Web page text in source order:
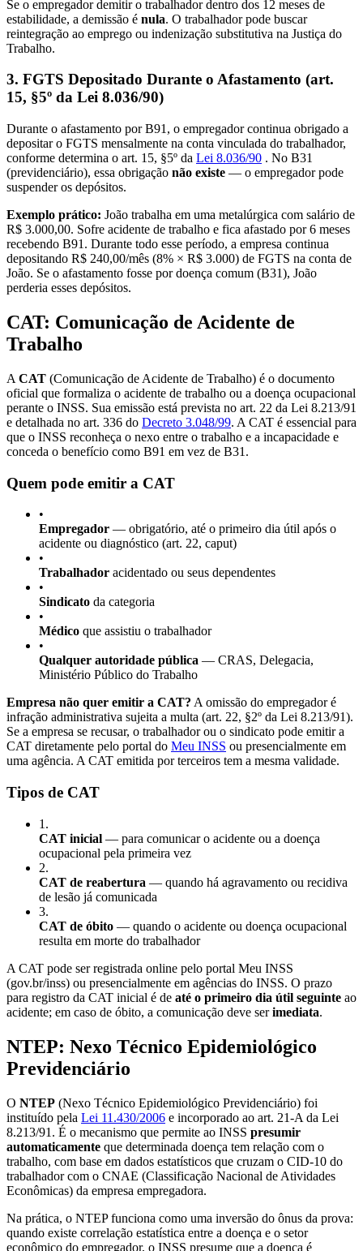
Se o empregador demitir o trabalhador dentro dos 12 meses de
estabilidade, a demissão é nula. O trabalhador pode buscar
reintegração ao emprego ou indenização substitutiva na Justiça do
Trabalho.
3. FGTS Depositado Durante o Afastamento (art.
15, §5º da Lei 8.036/90)
Durante o afastamento por B91, o empregador continua obrigado a
depositar o FGTS mensalmente na conta vinculada do trabalhador,
conforme determina o art. 15, §5º da Lei 8.036/90 . No B31
(previdenciário), essa obrigação não existe — o empregador pode
suspender os depósitos.
Exemplo prático: João trabalha em uma metalúrgica com salário de
R$ 3.000,00. Sofre acidente de trabalho e fica afastado por 6 meses
recebendo B91. Durante todo esse período, a empresa continua
depositando R$ 240,00/mês (8% × R$ 3.000) de FGTS na conta de
João. Se o afastamento fosse por doença comum (B31), João
perderia esses depósitos.
CAT: Comunicação de Acidente de
Trabalho
A CAT (Comunicação de Acidente de Trabalho) é o documento
oficial que formaliza o acidente de trabalho ou a doença ocupacional
perante o INSS. Sua emissão está prevista no art. 22 da Lei 8.213/91
e detalhada no art. 336 do Decreto 3.048/99. A CAT é essencial para
que o INSS reconheça o nexo entre o trabalho e a incapacidade e
conceda o benefício como B91 em vez de B31.
Quem pode emitir a CAT
•
Empregador — obrigatório, até o primeiro dia útil após o
acidente ou diagnóstico (art. 22, caput)
•
Trabalhador acidentado ou seus dependentes
•
Sindicato da categoria
•
Médico que assistiu o trabalhador
•
Qualquer autoridade pública — CRAS, Delegacia,
Ministério Público do Trabalho
Empresa não quer emitir a CAT? A omissão do empregador é
infração administrativa sujeita a multa (art. 22, §2º da Lei 8.213/91).
Se a empresa se recusar, o trabalhador ou o sindicato pode emitir a
CAT diretamente pelo portal do Meu INSS ou presencialmente em
uma agência. A CAT emitida por terceiros tem a mesma validade.
Tipos de CAT
1 .
CAT inicial — para comunicar o acidente ou a doença
ocupacional pela primeira vez
2.
CAT de reabertura — quando há agravamento ou recidiva
de lesão já comunicada
3.
CAT de óbito — quando o acidente ou doença ocupacional
resulta em morte do trabalhador
A CAT pode ser registrada online pelo portal Meu INSS
(gov.br/inss) ou presencialmente em agências do INSS. O prazo
para registro da CAT inicial é de até o primeiro dia útil seguinte ao
acidente; em caso de óbito, a comunicação deve serimediata.
NTEP: Nexo Técnico Epidemiológico
Previdenciário
O NTEP (Nexo Técnico Epidemiológico Previdenciário) foi
instituído pela Lei 11.430/2006 e incorporado ao art. 21-A da Lei
8.213/91. É o mecanismo que permite ao INSS presumir
automaticamente que determinada doença tem relação com o
trabalho, com base em dados estatísticos que cruzam o CID-10 do
trabalhador com o CNAE (Classificação Nacional de Atividades
Econômicas) da empresa empregadora.
Na prática, o NTEP funciona como uma inversão do ônus da prova:
quando existe correlação estatística entre a doença e o setor
econômico do empregador, o INSS presume que a doença é